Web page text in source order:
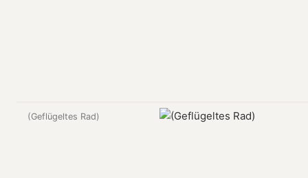
(Geflügeltes Rad)